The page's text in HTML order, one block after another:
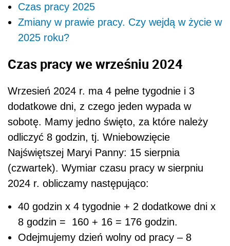
Czas pracy 2025
Zmiany w prawie pracy. Czy wejdą w życie w
2025 roku?
Czas pracy we wrześniu 2024
Wrzesień 2024 r. ma 4 pełne tygodnie i 3
dodatkowe dni, z czego jeden wypada w
sobotę. Mamy jedno święto, za które należy
odliczyć 8 godzin, tj. Wniebowzięcie
Najświętszej Maryi Panny: 15 sierpnia
(czwartek). Wymiar czasu pracy w sierpniu
2024 r. obliczamy następująco:
40 godzin x 4 tygodnie + 2 dodatkowe dni x
8 godzin = 160 + 16 = 176 godzin.
Odejmujemy dzień wolny od pracy – 8